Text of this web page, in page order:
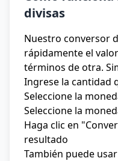
divisas
Nuestro conversor
rápidamente el
términos de otra.
Ingrese la cantidad
Seleccione la
Seleccione la
Haga clic en
resultado
También puede